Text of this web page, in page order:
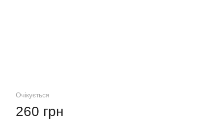
Очікується
260 грн